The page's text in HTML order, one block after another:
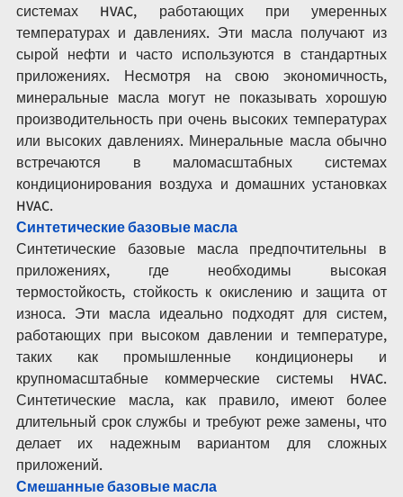
системах HVAC, работающих при умеренных
температурах и давлениях. Эти масла получают из
сырой нефти и часто используются в стандартных
приложениях. Несмотря на свою экономичность,
минеральные масла могут не показывать хорошую
производительность при очень высоких температурах
или высоких давлениях. Минеральные масла обычно
встречаются в маломасштабных системах
кондиционирования воздуха и домашних установках
HVAC.
Синтетические базовые масла
Синтетические базовые масла предпочтительны в
приложениях, где необходимы высокая
термостойкость, стойкость к окислению и защита от
износа. Эти масла идеально подходят для систем,
работающих при высоком давлении и температуре,
таких как промышленные кондиционеры и
крупномасштабные коммерческие системы HVAC.
Синтетические масла, как правило, имеют более
длительный срок службы и требуют реже замены, что
делает их надежным вариантом для сложных
приложений.
Смешанные базовые масла